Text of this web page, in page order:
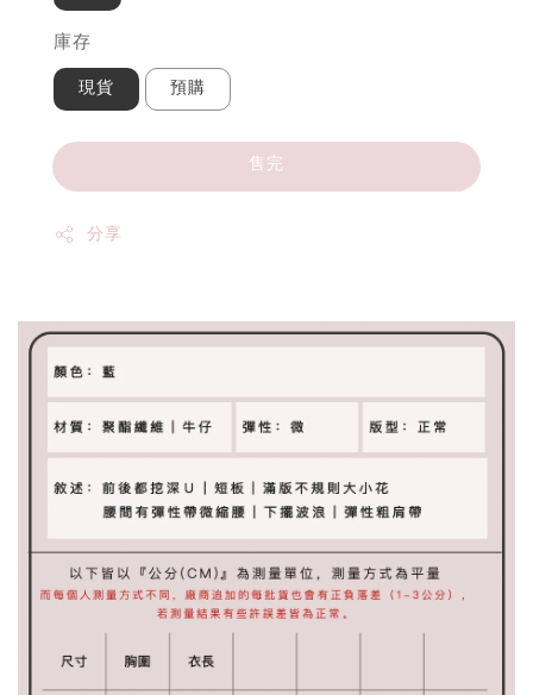
庫存
現貨 預購
售完
分享